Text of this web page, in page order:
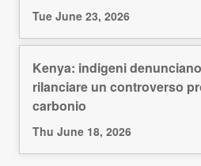
Tue June 23, 2026
Kenya: indigeni
rilanciare un controverso
carbonio
Thu June 18, 2026